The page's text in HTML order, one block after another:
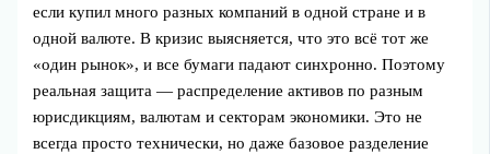
если купил много разных компаний в одной стране и в
одной валюте. В кризис выясняется, что это всё тот же
«один рынок», и все бумаги падают синхронно. Поэтому
реальная защита — распределение активов по разным
юрисдикциям, валютам и секторам экономики. Это не
всегда просто технически, но даже базовое разделение